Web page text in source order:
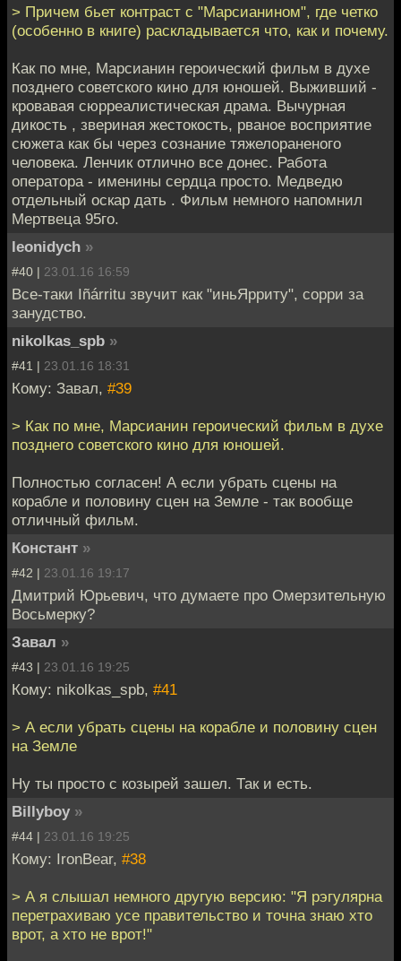
> Причем бьет контраст с "Марсианином", где четко
(особенно в книге) раскладывается что, как и почему.
Как по мне, Марсианин героический фильм в духе
позднего советского кино для юношей. Выживший -
кровавая сюрреалистическая драма. Вычурная
дикость , звериная жестокость, рваное восприятие
сюжета как бы через сознание тяжелораненого
человека. Ленчик отлично все донес. Работа
оператора - именины сердца просто. Медведю
отдельный оскар дать . Фильм немного напомнил
Мертвеца 95го.
leonidych »
#40 | 23.01.16 16:59
Все-таки Iñárritu звучит как "иньЯрриту", сорри за
занудство.
nikolkas_spb »
#41 | 23.01.16 18:31
Кому: Завал, #39
> Как по мне, Марсианин героический фильм в духе
позднего советского кино для юношей.
Полностью согласен! А если убрать сцены на
корабле и половину сцен на Земле - так вообще
отличный фильм.
Констант »
#42 | 23.01.16 19:17
Дмитрий Юрьевич, что думаете про Омерзительную
Восьмерку?
Завал »
#43 | 23.01.16 19:25
Кому: nikolkas_spb, #41
> А если убрать сцены на корабле и половину сцен
на Земле
Ну ты просто с козырей зашел. Так и есть.
Billyboy »
#44 | 23.01.16 19:25
Кому: IronBear, #38
> А я слышал немного другую версию: "Я рэгулярна
перетрахиваю усе правительство и точна знаю хто
врот, а хто не врот!"